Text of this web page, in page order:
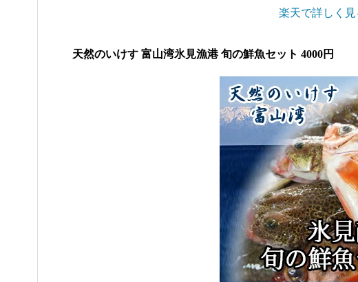
楽天で詳しく見
天然のいけす 富山湾氷見漁港 旬の鮮魚セット 4000円